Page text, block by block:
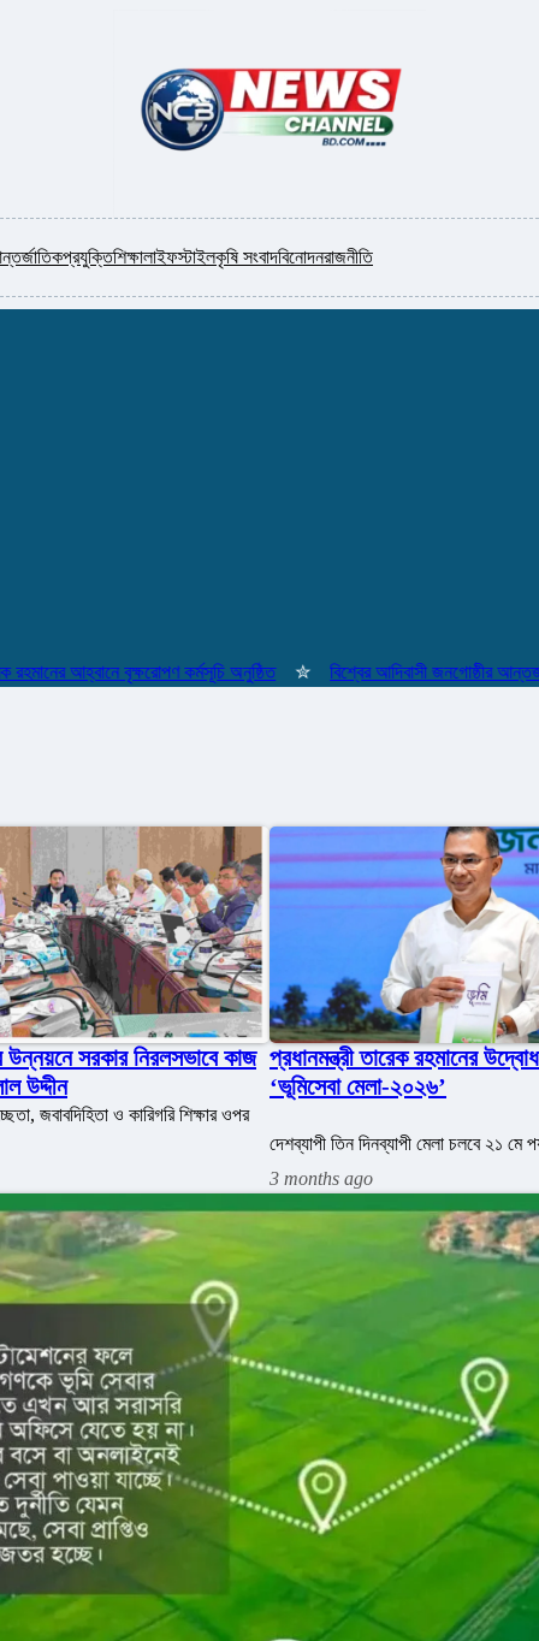
প্রযুক্তিশিক্ষালাইফস্টাইলকৃষি সংবাদবিনোদনরাজনীতি
আহ্বানে বৃক্ষরোপণ কর্মসূচি অনুষ্ঠিত ✮ বিশ্বের আদিবাসী জনগোষ্ঠীর
উন্নয়নে সরকার নিরলসভাবে কাজ
উদ্দীন
জবাবদিহিতা ও কারিগরি শিক্ষার ওপর
প্রধানমন্ত্রী তারেক রহমানের
‘ভূমিসেবা মেলা-২০২৬’
দেশব্যাপী তিন দিনব্যাপী মেলা চলবে ২১ মে
3 months ago